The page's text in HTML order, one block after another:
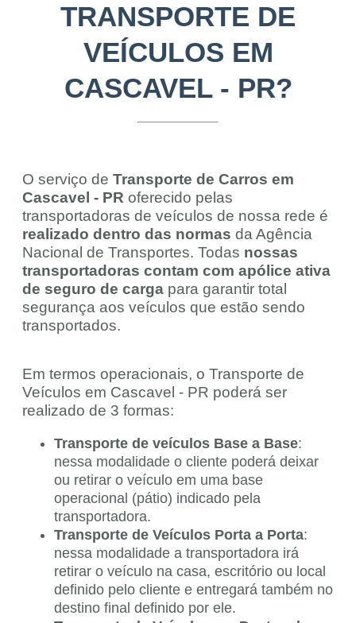
TRANSPORTE DE
VEÍCULOS EM
CASCAVEL - PR?
O serviço de Transporte de Carros em
Cascavel - PR oferecido pelas
transportadoras de veículos de nossa rede é
realizado dentro das normas da Agência
Nacional de Transportes. Todas nossas
transportadoras contam com apólice ativa
de seguro de carga para garantir total
segurança aos veículos que estão sendo
transportados.
Em termos operacionais, o Transporte de
Veículos em Cascavel - PR poderá ser
realizado de 3 formas:
Transporte de veículos Base a Base:
nessa modalidade o cliente poderá deixar
ou retirar o veículo em uma base
operacional (pátio) indicado pela
transportadora.
Transporte de Veículos Porta a Porta:
nessa modalidade a transportadora irá
retirar o veículo na casa, escritório ou local
definido pelo cliente e entregará também no
destino final definido por ele.